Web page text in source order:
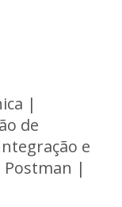
|
de
e
Postman |